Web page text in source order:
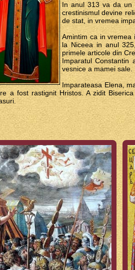
In anul 313 va da un
crestinismul devine
de stat, in vremea
Amintim ca in vremea
la Niceea in anul
primele articole din
Imparatul
vesnice a mamei sale.
Imparateasa Elena,
a fost rastignit Hristos. A zidit